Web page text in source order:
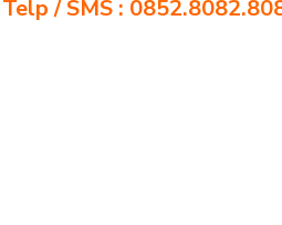
/ SMS :